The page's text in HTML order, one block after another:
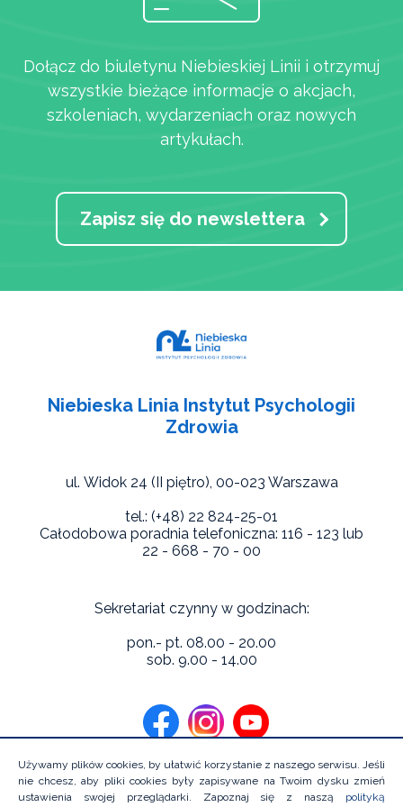
Dołącz do biuletynu Niebieskiej Linii i otrzymuj
wszystkie bieżące informacje o akcjach,
szkoleniach, wydarzeniach oraz nowych
artykułach.
Zapisz się do newslettera
Niebieska Linia Instytut Psychologii
Zdrowia
ul. Widok 24 (II piętro), 00-023 Warszawa
tel.: (+48) 22 824-25-01
Całodobowa poradnia telefoniczna: 116 - 123 lub
22 - 668 - 70 - 00
Sekretariat czynny w godzinach:
pon.- pt. 08.00 - 20.00
sob. 9.00 - 14.00
Używamy plików cookies, by ułatwić korzystanie z naszego serwisu. Jeśli
nie chcesz, aby pliki cookies były zapisywane na Twoim dysku zmień
ustawienia swojej przeglądarki. Zapoznaj się z naszą polityką